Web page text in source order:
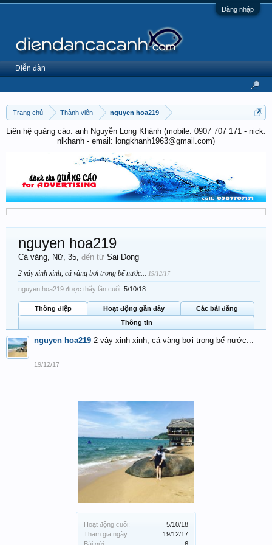
Đăng nhập
Trang chủ Thành viên nguyen hoa219
Liên hệ quảng cáo: anh Nguyễn Long Khánh (mobile: 0907 707 171 - nick:
nlkhanh - email: longkhanh1963@gmail.com)
Hoạt động cuối:
5/10/18
Tham gia ngày:
19/12/17
nguyen hoa219
Cá vàng , Nữ, 35, đến từ Sai Dong
2 vây xinh xinh, cá vàng bơi trong bể nước... 19/12/17
nguyen hoa219 được thấy lần cuối: 5/10/18
Thông điệp Hoạt động gần đây
Các bài đăng
Thông tin
nguyen hoa219 2 vây xinh xinh, cá vàng bơi trong bể nước...
19/12/17
Diễn đàn